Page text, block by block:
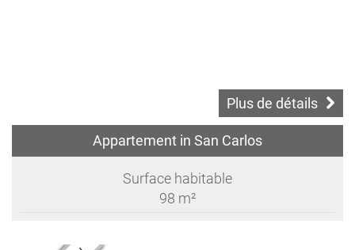
Plus de détails
Appartement in San Carlos
Surface habitable
98 m²